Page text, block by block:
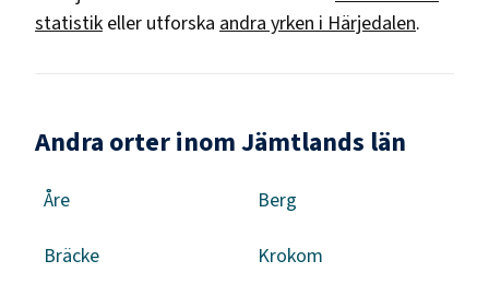
statistik eller utforska andra yrken i Härjedalen.
Andra orter inom Jämtlands län
Åre Berg
Bräcke Krokom